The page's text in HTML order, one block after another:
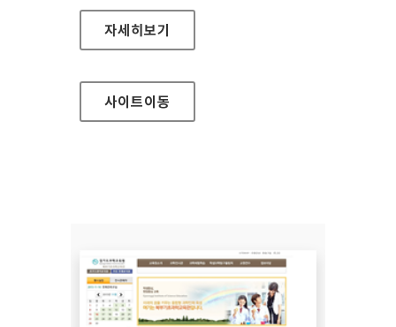
학생.학부모 인증서 발급 서비스 홈페이지
자세히보기
사이트이동